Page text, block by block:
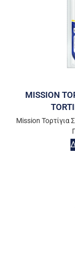
MISSION
Mission Τορτίγια